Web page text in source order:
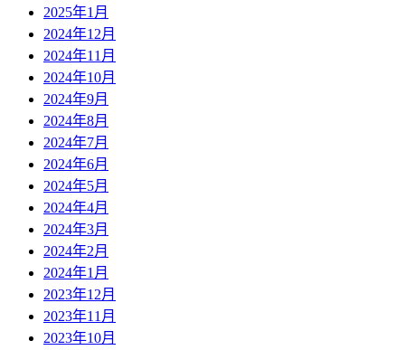
2025年1月
2024年12月
2024年11月
2024年10月
2024年9月
2024年8月
2024年7月
2024年6月
2024年5月
2024年4月
2024年3月
2024年2月
2024年1月
2023年12月
2023年11月
2023年10月